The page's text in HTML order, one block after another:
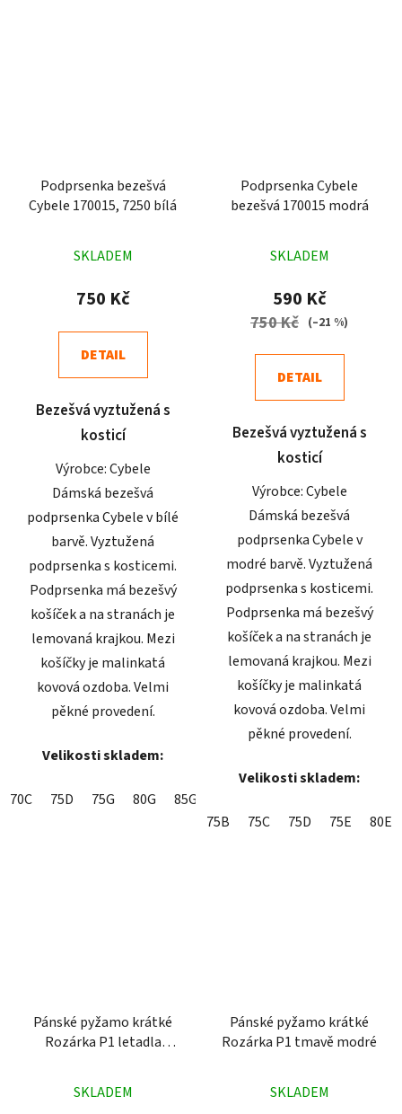
Podprsenka bezešvá
Cybele 170015, 7250 bílá
hodnocení
produktu
5,0
z
hvězdiček.
SKLADEM
750 Kč
DETAIL
Bezešvá vyztužená s
kosticí
Výrobce: Cybele
Dámská bezešvá
podprsenka Cybele v bílé
barvě. Vyztužená
podprsenka s kosticemi.
Podprsenka má bezešvý
košíček a na stranách je
lemovaná krajkou. Mezi
košíčky je malinkatá
kovová ozdoba. Velmi
pěkné provedení.
Velikosti skladem:
70C 75D 75G 80G 85G
Podprsenka Cybele
bezešvá 170015 modrá
hodnocení
produktu
je
z
5
SKLADEM
590 Kč
750 Kč (–21 %)
DETAIL
Bezešvá vyztužená s
kosticí
Výrobce: Cybele
Dámská bezešvá
podprsenka Cybele v
modré barvě. Vyztužená
podprsenka s kosticemi.
Podprsenka má bezešvý
košíček a na stranách je
lemovaná krajkou. Mezi
košíčky je malinkatá
kovová ozdoba. Velmi
pěkné provedení.
Velikosti skladem:
75B 75C 75D 75E 80E
Pánské pyžamo krátké
Rozárka P1 letadla
hodnocení
SKLADEM
Pánské pyžamo krátké
Rozárka P1 tmavě modré
hodnocení
SKLADEM